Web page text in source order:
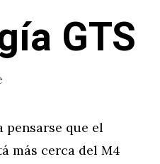
GTS
pensarse que el
más cerca del M4